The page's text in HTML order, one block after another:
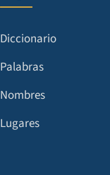
Diccionario
Palabras
Nombres
Lugares